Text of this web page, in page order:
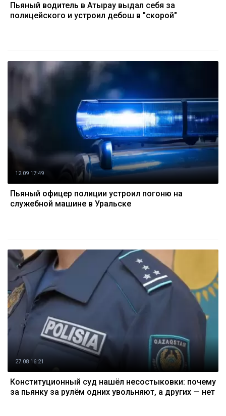
Пьяный водитель в Атырау выдал себя за
полицейского и устроил дебош в "скорой"
12.09 17:49
Пьяный офицер полиции устроил погоню на
служебной машине в Уральске
27.08 16:21
Конституционный суд нашёл несостыковки: почему
за пьянку за рулём одних увольняют, а других — нет